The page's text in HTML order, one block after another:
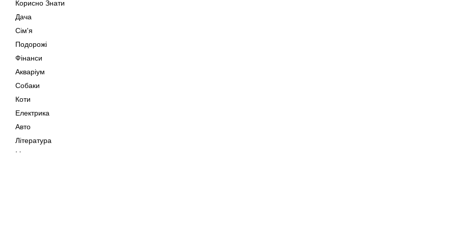
Корисно Знати
Дача
Сім'я
Подорожі
Фінанси
Акваріум
Собаки
Коти
Електрика
Авто
Література
Музика